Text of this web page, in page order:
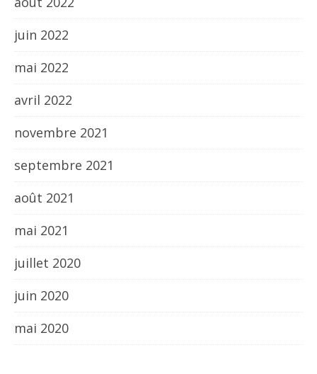
juin 2022
mai 2022
avril 2022
novembre 2021
septembre 2021
août 2021
mai 2021
juillet 2020
juin 2020
mai 2020